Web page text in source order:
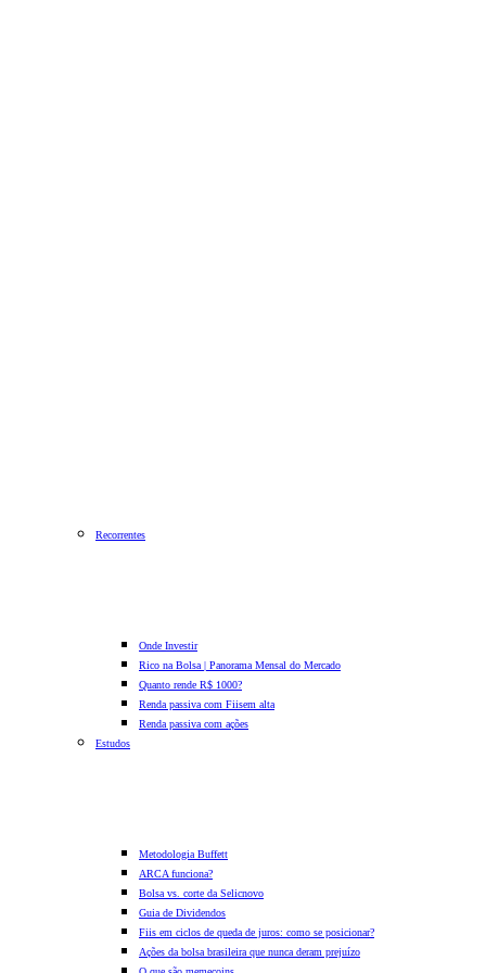
Recorrentes
Onde Investir
Rico na Bolsa | Panorama Mensal do Mercado
Quanto rende R$ 1000?
Renda passiva com Fiisem alta
Renda passiva com ações
Estudos
Metodologia Buffett
ARCA funciona?
Bolsa vs. corte da Selicnovo
Guia de Dividendos
Fiis em ciclos de queda de juros: como se posicionar?
Ações da bolsa brasileira que nunca deram prejuízo